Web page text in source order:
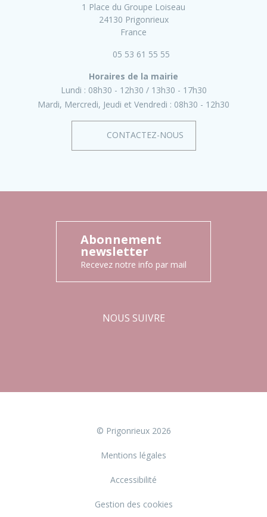
1 Place du Groupe Loiseau
24130 Prigonrieux
France
05 53 61 55 55
Horaires de la mairie
Lundi : 08h30 - 12h30
13h30 - 17h30
Mardi, Mercredi, Jeudi et Vendredi : 08h30 - 12h30
CONTACTEZ-NOUS
Abonnement
newsletter
Recevez notre info par mail
NOUS SUIVRE
© Prigonrieux 2026
Mentions légales
Accessibilité
Gestion des cookies